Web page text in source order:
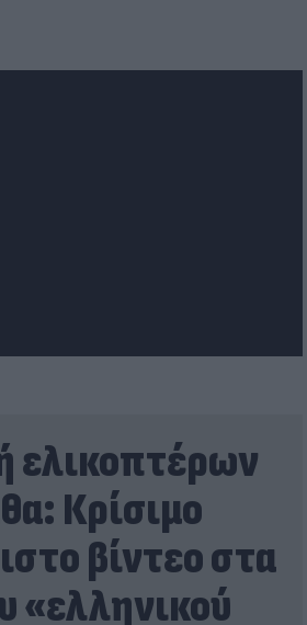
ελικοπτέρων
Κρίσιμο
βίντεο στα
«ελληνικού